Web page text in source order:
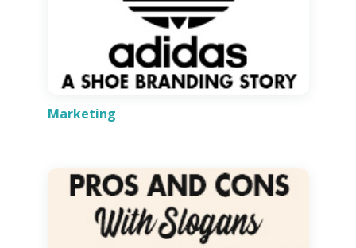
Marketing